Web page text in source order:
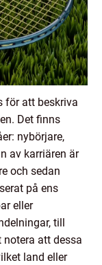
för att beskriva
Det finns
nybörjare,
av karriären är
och sedan
på ens
eller
till
notera att dessa
land eller